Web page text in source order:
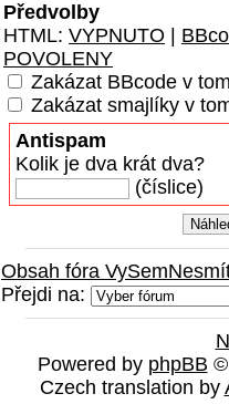
Předvolby
HTML: VYPNUTO
POVOLENY
Zakázat BBcode v
Zakázat smajlíky v
Antispam
Kolik je dva krát dva?
(číslice)
Obsah fóra
Přejdi na:
Powered by phpBB ©
Czech translation by